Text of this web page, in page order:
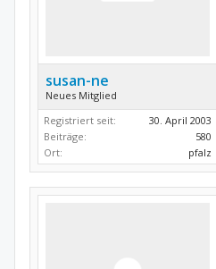
susan-ne
Neues Mitglied
Registriert seit:
30. April 2003
Beiträge:
580
Ort:
pfalz